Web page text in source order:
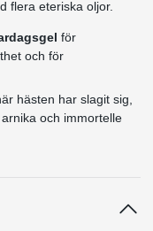
flera eteriska oljor.
för
och för
hästen har slagit sig,
och immortelle